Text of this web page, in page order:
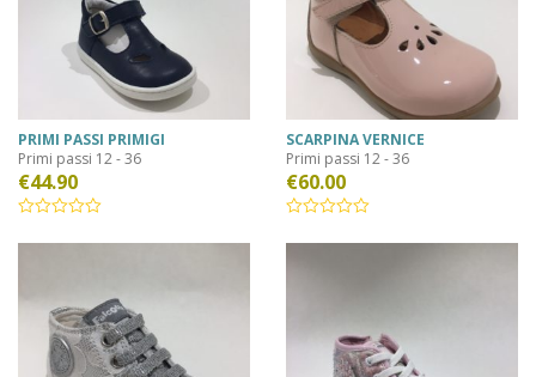
PRIMI PASSI PRIMIGI
Primi passi 12 - 36
€44.90
SCARPINA VERNICE
Primi passi 12 - 36
€60.00